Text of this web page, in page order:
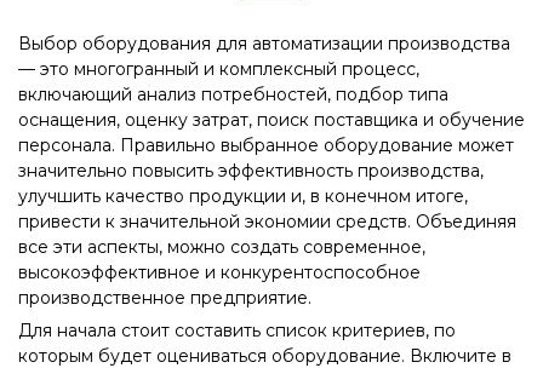
Выбор оборудования для автоматизации производства
— это многогранный и комплексный процесс,
включающий анализ потребностей, подбор типа
оснащения, оценку затрат, поиск поставщика и обучение
персонала. Правильно выбранное оборудование может
значительно повысить эффективность производства,
улучшить качество продукции и, в конечном итоге,
привести к значительной экономии средств. Объединяя
все эти аспекты, можно создать современное,
высокоэффективное и конкурентоспособное
производственное предприятие.
Для начала стоит составить список критериев, по
которым будет оцениваться оборудование. Включите в